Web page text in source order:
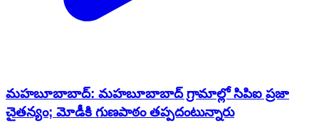
మహబూబాబాద్: మహబూబాబాద్ గ్రామాల్లో సిపిఐ ప్రజా
చైతన్యం; మోడీకి గుణపాఠం తప్పదంటున్నారు